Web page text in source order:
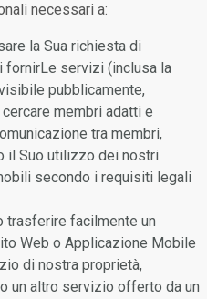
necessari a:
la Sua richiesta di
servizi (inclusa la
pubblicamente,
membri adatti e
tra membri,
il Suo utilizzo dei nostri
secondo i requisiti legali
trasferire facilmente un
Web o Applicazione Mobile
di nostra proprietà,
un altro servizio offerto da un